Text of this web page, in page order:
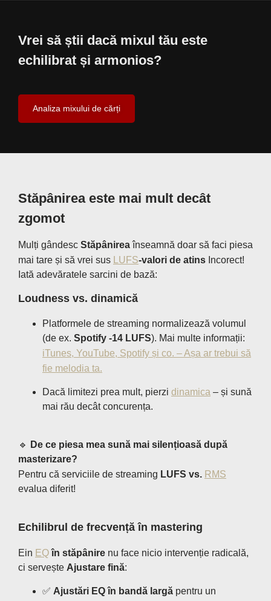
Vrei să știi dacă mixul tău este
echilibrat și armonios?
Analiza mixului de cărți
Stăpânirea este mai mult decât
zgomot
Mulți gândesc Stăpânireaînseamnă doar să faci piesa
mai tare și să vrei sus
LUFS-valori de atins Incorect!
Iată adevăratele sarcini de bază:
Loudness vs. dinamică
Platformele de streaming normalizează volumul
(de ex. Spotify -14 LUFS). Mai multe informații:
iTunes, YouTube, Spotify și co. – Așa ar trebui să
fie melodia ta.
Dacă limitezi prea mult, pierzi dinamica – și sună
mai rău decât concurența.
🔹
De ce piesa mea sună mai silențioasă după
masterizare?
Pentru că serviciile de streaming LUFS vs. RMS
evalua diferit!
Echilibrul de frecvență în mastering
Ein EQîn stăpânire nu face nicio intervenție radicală,
ci servește Ajustare fină:
✅ Ajustări EQ în bandă largă pentru un